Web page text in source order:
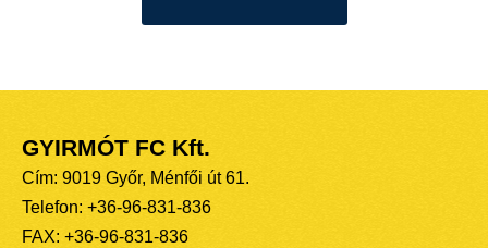
GYIRMÓT FC Kft.
Cím: 9019 Győr, Ménfői út 61.
Telefon: +36-96-831-836
FAX: +36-96-831-836